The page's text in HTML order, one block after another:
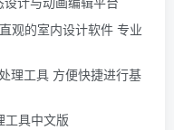
观的室内设计软件 专业
理工具 方便快捷进行基
具中文版